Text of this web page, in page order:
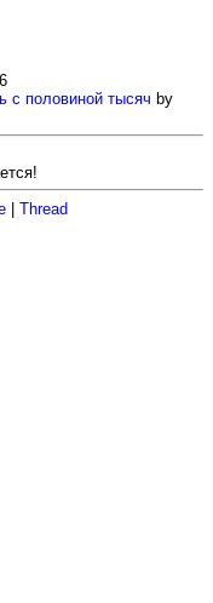
с половиной тысяч by
Thread